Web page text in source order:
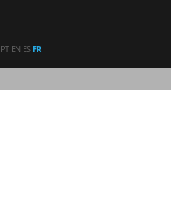
PT EN ES FR